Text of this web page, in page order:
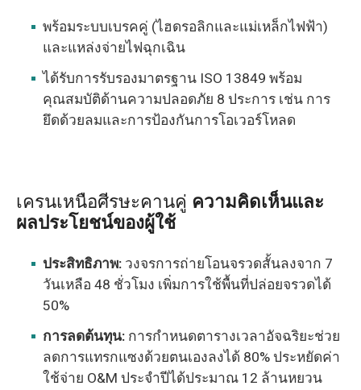
พร้อมระบบเบรคคู่ (ไฮดรอลิกและแม่เหล็กไฟฟ้า)
และแหล่งจ่ายไฟฉุกเฉิน
ได้รับการรับรองมาตรฐาน ISO 13849 พร้อม
คุณสมบัติด้านความปลอดภัย 8 ประการ เช่น การ
ยึดด้วยลมและการป้องกันการโอเวอร์โหลด
เครนเหนือศีรษะคานคู่ ความคิดเห็นและ
ผลประโยชน์ของผู้ใช้
ประสิทธิภาพ: วงจรการถ่ายโอนจรวดสั้นลงจาก 7
วันเหลือ 48 ชั่วโมง เพิ่มการใช้พื้นที่ปล่อยจรวดได้
50%
การลดต้นทุน: การกำหนดตารางเวลาอัจฉริยะช่วย
ลดการแทรกแซงด้วยตนเองลงได้ 80% ประหยัดค่า
ใช้จ่าย O&M ประจำปีได้ประมาณ 12 ล้านหยวน